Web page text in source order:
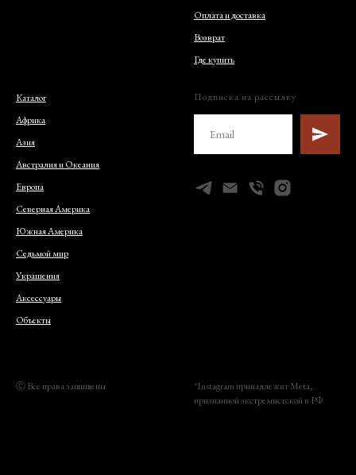
Оплата и доставка
Возврат
Где купить
Каталог
Африка
Азия
Австралия и Океания
Европа
Северная Америка
Южная Америка
Седьмой мир
Украшения
Аксессуары
Объекты
Подписка на рассылку
Ⓒ Все права защищены
*Instagram принадлежит Meta,
признанной экстремистской в РФ